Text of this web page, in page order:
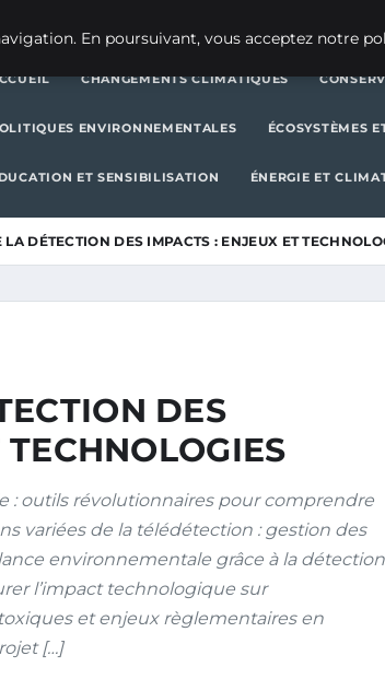
CHANGEMENTS CLIMATIQUES
ENVIRONNEMENTALES ÉCOSYSTÈMES
ET SENSIBILISATION ÉNERGIE ET
DÉTECTION DES IMPACTS : ENJEUX ET
DES
: outils révolutionnaires pour comprendre
variées de la télédétection : gestion des
environnementale grâce à la détection
l’impact technologique sur
et enjeux règlementaires en
[…]
En poursuivant, vous acceptez notre